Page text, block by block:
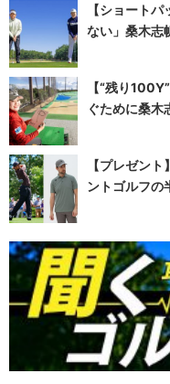
【ショート
ない」桑木志
【“残り
ぐために桑木
【プレゼン
ントゴルフの